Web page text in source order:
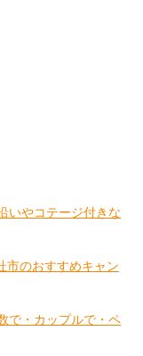
いやコテージ付きな
市のおすすめキャン
で・カップルで・ペ